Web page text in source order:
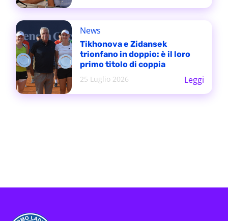
News
Tikhonova e Zidansek
trionfano in doppio: è il loro
primo titolo di coppia
25 Luglio 2026
Leggi